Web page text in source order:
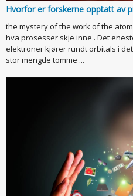
Hvorfor er forskerne opptatt av
the mystery of the work of the
hva prosesser skje inne . Det
elektroner kjører rundt orbitals i
stor mengde tomme ...